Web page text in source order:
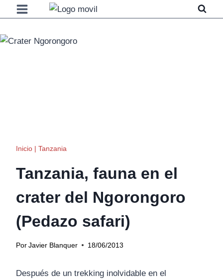
Saltar
al
contenido
Inicio | Tanzania
Tanzania, fauna en el
crater del Ngorongoro
(Pedazo safari)
Por Javier Blanquer 18/06/2013
Después de un trekking inolvidable en el